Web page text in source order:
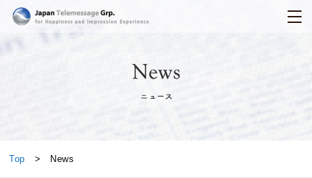
日本テレメッセージ
Top > News